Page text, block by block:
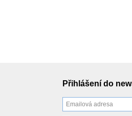
Přihlášení do